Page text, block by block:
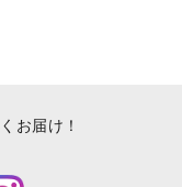
お届け！